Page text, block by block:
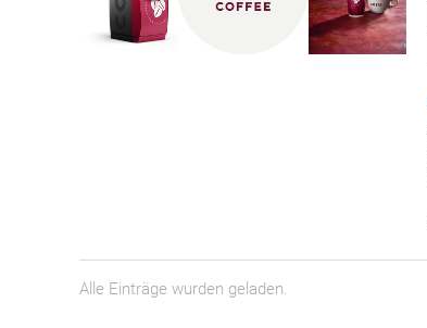
Alle Einträge wurden geladen.